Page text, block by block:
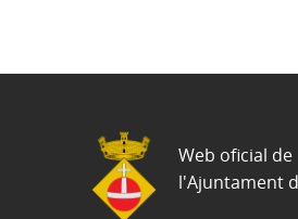
Web oficial de
l'Ajuntament